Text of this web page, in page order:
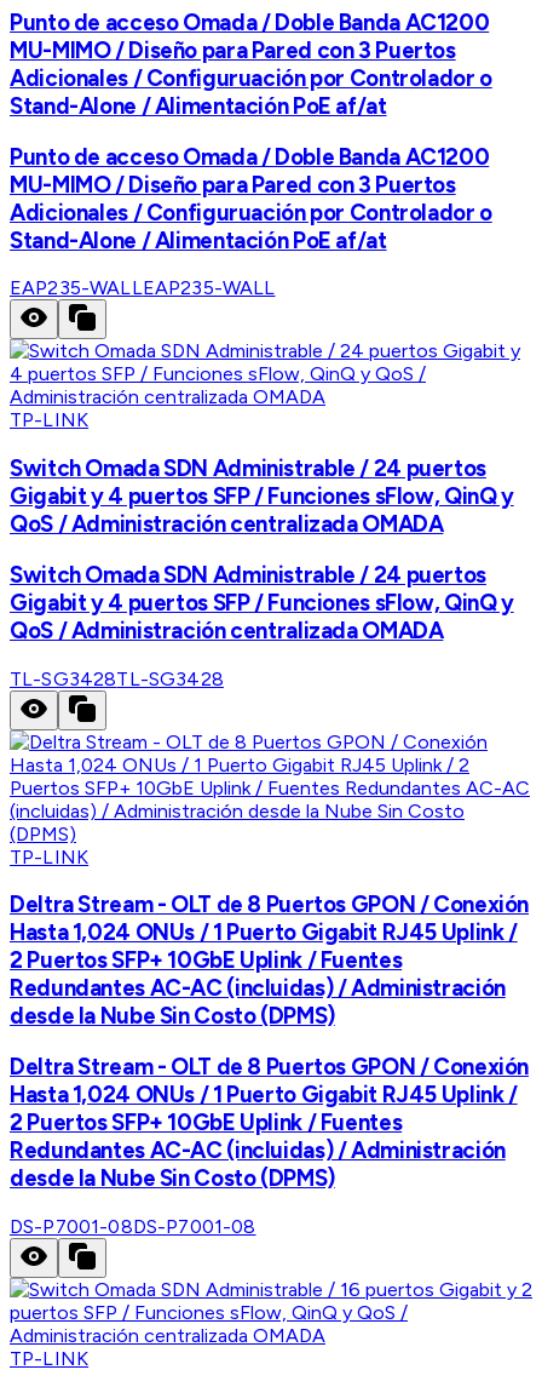
Punto de acceso Omada / Doble Banda AC1200
MU-MIMO / Diseño para Pared con 3 Puertos
Adicionales / Configuruación por Controlador o
Stand-Alone / Alimentación PoE af/at
Punto de acceso Omada / Doble Banda AC1200
MU-MIMO / Diseño para Pared con 3 Puertos
Adicionales / Configuruación por Controlador o
Stand-Alone / Alimentación PoE af/at
EAP235-WALLEAP235-WALL
TP-LINK
Switch Omada SDN Administrable / 24 puertos
Gigabit y 4 puertos SFP / Funciones sFlow, QinQ y
QoS / Administración centralizada OMADA
Switch Omada SDN Administrable / 24 puertos
Gigabit y 4 puertos SFP / Funciones sFlow, QinQ y
QoS / Administración centralizada OMADA
TL-SG3428TL-SG3428
TP-LINK
Deltra Stream - OLT de 8 Puertos GPON / Conexión
Hasta 1,024 ONUs / 1 Puerto Gigabit RJ45 Uplink /
2 Puertos SFP+ 10GbE Uplink / Fuentes
Redundantes AC-AC (incluidas) / Administración
desde la Nube Sin Costo (DPMS)
Deltra Stream - OLT de 8 Puertos GPON / Conexión
Hasta 1,024 ONUs / 1 Puerto Gigabit RJ45 Uplink /
2 Puertos SFP+ 10GbE Uplink / Fuentes
Redundantes AC-AC (incluidas) / Administración
desde la Nube Sin Costo (DPMS)
DS-P7001-08DS-P7001-08
TP-LINK